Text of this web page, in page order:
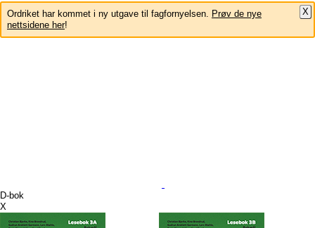
Ordriket har kommet i ny utgave til fagfornyelsen. Prøv de nye
nettsidene her!
X
D-bok
X